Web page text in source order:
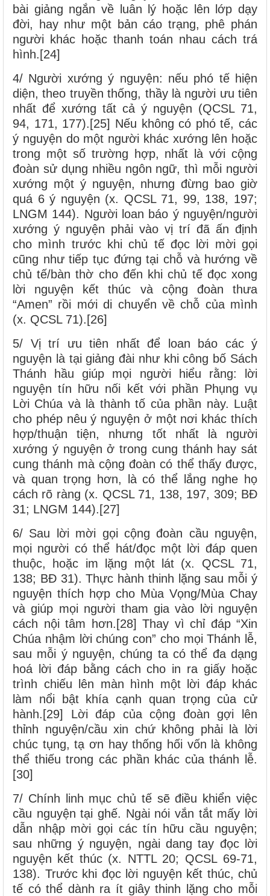
bài giảng ngắn về luân lý hoặc lên lớp dạy
đời, hay như một bản cáo trạng, phê phán
người khác hoặc thanh toán nhau cách trá
hình.[24]
4/ Người xướng ý nguyện: nếu phó tế hiện
diện, theo truyền thống, thầy là người ưu tiên
nhất để xướng tất cả ý nguyện (QCSL 71,
94, 171, 177).[25] Nếu không có phó tế, các
ý nguyện do một người khác xướng lên hoặc
trong một số trường hợp, nhất là với cộng
đoàn sử dụng nhiều ngôn ngữ, thì mỗi người
xướng một ý nguyện, nhưng đừng bao giờ
quá 6 ý nguyện (x. QCSL 71, 99, 138, 197;
LNGM 144). Người loan báo ý nguyện/người
xướng ý nguyện phải vào vị trí đã ấn định
cho mình trước khi chủ tế đọc lời mời gọi
cũng như tiếp tục đứng tại chỗ và hướng về
chủ tế/bàn thờ cho đến khi chủ tế đọc xong
lời nguyện kết thúc và cộng đoàn thưa
“Amen” rồi mới di chuyển về chỗ của mình
(x. QCSL 71).[26]
5/ Vị trí ưu tiên nhất để loan báo các ý
nguyện là tại giảng đài như khi công bố Sách
Thánh hầu giúp mọi người hiểu rằng: lời
nguyện tín hữu nối kết với phần Phụng vụ
Lời Chúa và là thành tố của phần này. Luật
cho phép nêu ý nguyện ở một nơi khác thích
hợp/thuận tiện, nhưng tốt nhất là người
xướng ý nguyện ở trong cung thánh hay sát
cung thánh mà cộng đoàn có thể thấy được,
và quan trọng hơn, là có thể lắng nghe họ
cách rõ ràng (x. QCSL 71, 138, 197, 309; BĐ
31; LNGM 144).[27]
6/ Sau lời mời gọi cộng đoàn cầu nguyện,
mọi người có thể hát/đọc một lời đáp quen
thuộc, hoặc im lặng một lát (x. QCSL 71,
138; BĐ 31). Thực hành thinh lặng sau mỗi ý
nguyện thích hợp cho Mùa Vọng/Mùa Chay
và giúp mọi người tham gia vào lời nguyện
cách nội tâm hơn.[28] Thay vì chỉ đáp “Xin
Chúa nhậm lời chúng con” cho mọi Thánh lễ,
sau mỗi ý nguyện, chúng ta có thể đa dạng
hoá lời đáp bằng cách cho in ra giấy hoặc
trình chiếu lên màn hình một lời đáp khác
làm nổi bật khía cạnh quan trọng của cử
hành.[29] Lời đáp của cộng đoàn gợi lên
thỉnh nguyện/cầu xin chứ không phải là lời
chúc tụng, tạ ơn hay thống hối vốn là không
thể thiếu trong các phần khác của thánh lễ.
[30]
7/ Chính linh mục chủ tế sẽ điều khiển việc
cầu nguyện tại ghế. Ngài nói vắn tắt mấy lời
dẫn nhập mời gọi các tín hữu cầu nguyện;
sau những ý nguyện, ngài dang tay đọc lời
nguyện kết thúc (x. NTTL 20; QCSL 69-71,
138). Trước khi đọc lời nguyện kết thúc, chủ
tế có thể dành ra ít giây thinh lặng cho mỗi